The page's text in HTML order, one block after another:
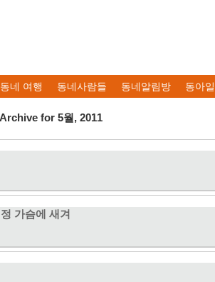
동네 여행 동네사람들 동네알림방 동아
Archive for 5월, 2011
가슴에 새겨